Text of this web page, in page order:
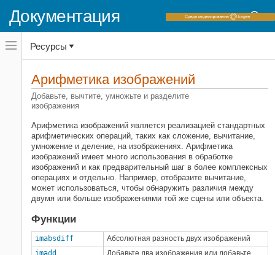
Документация
Переключатель
навигационного
меню
переключатель
навигационного
Image Processing Toolbox
Отобразите фильтрацию и улучшение
Категория
Отобразите фильтрацию
Контрастная корректировка
Основанная на ROI обработка
Морфологические операции
Deblurring
Арифметика изображений
Ресурсы
Арифметика изображений
Добавьте, вычтите, умножьте и разделите
изображения
Арифметика изображений является реализацией стандартных
арифметических операций, таких как сложение, вычитание,
умножение и деление, на изображениях. Арифметика
изображений имеет много использования в обработке
изображений и как предварительный шаг в более комплексных
операциях и отдельно. Например, отобразите вычитание,
может использоваться, чтобы обнаружить различия между
двумя или больше изображениями той же сцены или объекта.
Функции
imabsdiff
Абсолютная разность двух изображений
imadd
Добавьте два изображения или добавьте